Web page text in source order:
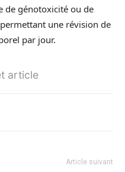
de génotoxicité ou de
une révision de
par jour.
article
Article suivant